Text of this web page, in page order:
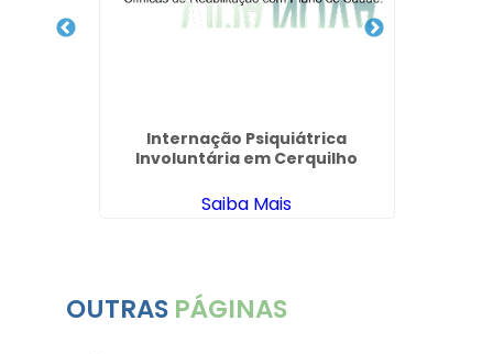
Internação Psiquiátrica
Involuntária em Cerquilho
Saiba Mais
OUTRAS PÁGINAS